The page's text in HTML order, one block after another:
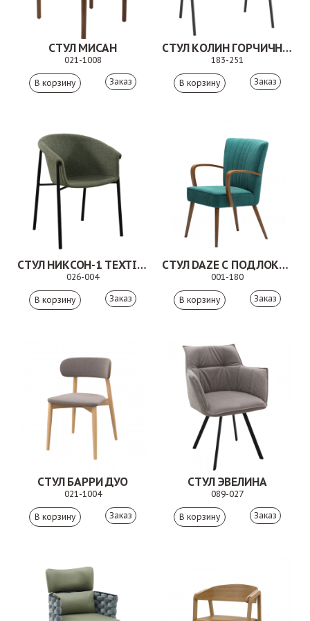
СТУЛ МИСАН
021-1008
Заказ
СТУЛ КОЛИН ГОРЧИЧНЫЙ
183-251
Заказ
СТУЛ НИКСОН-1 TEXTILE OLIVE
026-004
Заказ
СТУЛ DAZE С ПОДЛОКОТНИКАМИ
001-180
Заказ
СТУЛ БАРРИ ДУО
021-1004
Заказ
СТУЛ ЭВЕЛИНА
089-027
Заказ